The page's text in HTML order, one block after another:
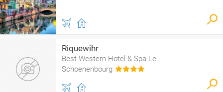
Riquewihr
Best Western Hotel & Spa Le
Schoenenbourg